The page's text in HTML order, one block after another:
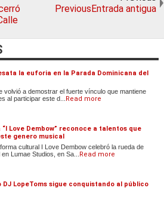
PreviousEntrada antigua
la euforia en la Parada Dominicana del
volvió a demostrar el fuerte vínculo que mantiene
al participar este d...
Read more
Love Dembow” reconoce a talentos que
genero musical
cultural I Love Dembow celebró la rueda de
Lumae Studios, en Sa...
Read more
DJ LopeToms sigue conquistando al público